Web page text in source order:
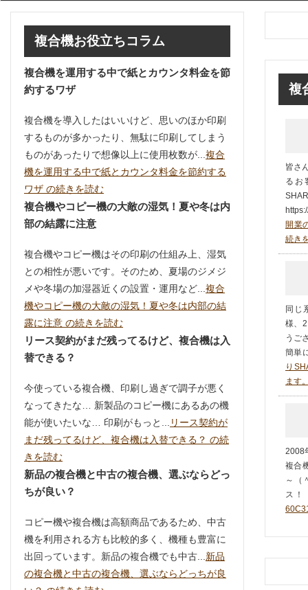
複合機お役立ちコラム
複合機を運用する中で紙とカウンタ料金を節
約するワザ
複合機を導入したはいいけど、思いのほか印刷
するものが多かったり、無駄に印刷してしまう
ものがあったりで想像以上に使用枚数が... 複合
機を運用する中で紙とカウンタ料金を節約する
ワザ の続きを読む
複合機やコピー機の大敵の湿気！夏や冬は内
部の結露に注意
複合機やコピー機はその印刷の仕組み上、湿気
との相性が悪いです。そのため、夏場のジメジ
メや冬場の加湿器近くの設置・運用など... 複合
機やコピー機の大敵の湿気！夏や冬は内部の結
露に注意 の続きを読む
リース契約がまだ残ってるけど、複合機は入
替できる？
今使っている複合機、印刷し過ぎで調子が悪く
なってきたな… 新製品のコピー機にあるあの機
能が使いたいな… 印刷がもっと...
リース契約が
まだ残ってるけど、複合機は入替できる？ の続
きを読む
新品の複合機と中古の複合機、選ぶならどっ
ちが良い？
コピー機や複合機は高額商品であるため、中古
機を利用される方も比較的多く、機種も豊富に
出回っています。新品の複合機でも中古... 新品
の複合機と中古の複合機、選ぶならどっちが良
複
皆さ
るお
開業
続き
同じ
様、
うご
簡単
り
ます
2008
複合
～（
ス！